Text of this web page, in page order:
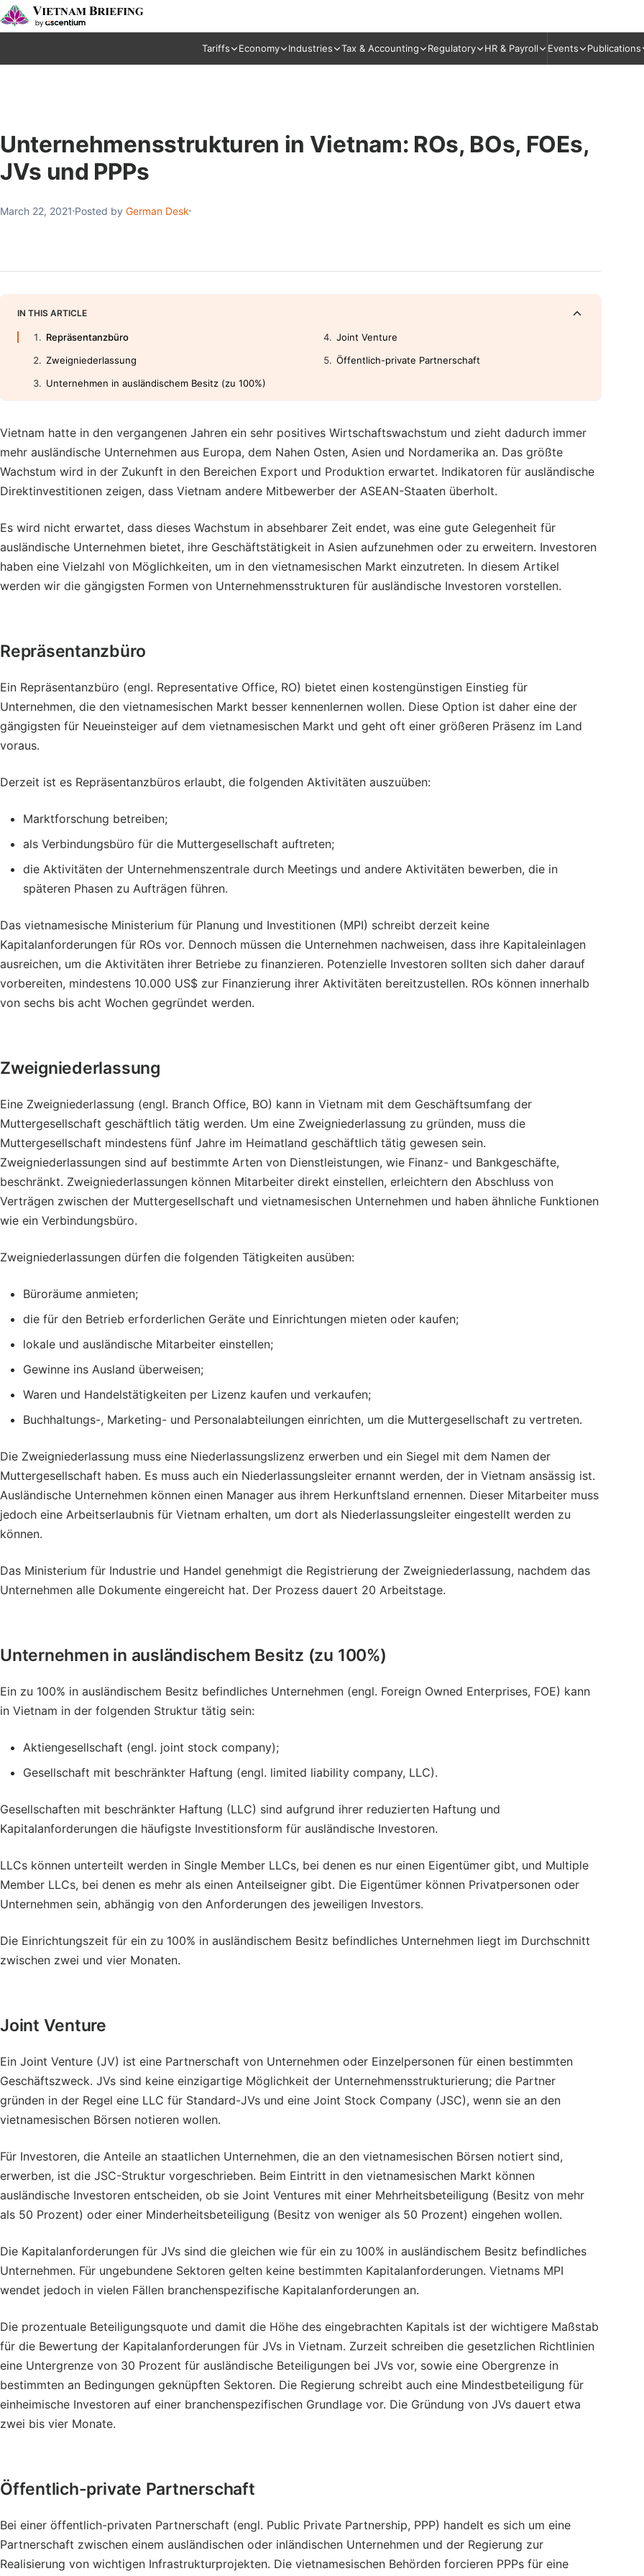
Tariffs Economy Industries Tax & Accounting Regulatory HR & Payroll Events Publications
Unternehmensstrukturen in Vietnam: ROs, BOs, FOEs,
JVs und PPPs
March 22, 2021 Posted by German Desk
IN THIS ARTICLE
Repräsentanzbüro
Zweigniederlassung
Unternehmen in ausländischem Besitz (zu 100%)
Joint Venture
Öffentlich-private Partnerschaft
Vietnam hatte in den vergangenen Jahren ein sehr positives Wirtschaftswachstum und zieht dadurch immer
mehr ausländische Unternehmen aus Europa, dem Nahen Osten, Asien und Nordamerika an. Das größte
Wachstum wird in der Zukunft in den Bereichen Export und Produktion erwartet. Indikatoren für ausländische
Direktinvestitionen zeigen, dass Vietnam andere Mitbewerber der ASEAN-Staaten überholt.
Es wird nicht erwartet, dass dieses Wachstum in absehbarer Zeit endet, was eine gute Gelegenheit für
ausländische Unternehmen bietet, ihre Geschäftstätigkeit in Asien aufzunehmen oder zu erweitern. Investoren
haben eine Vielzahl von Möglichkeiten, um in den vietnamesischen Markt einzutreten. In diesem Artikel
werden wir die gängigsten Formen von Unternehmensstrukturen für ausländische Investoren vorstellen.
Repräsentanzbüro
Ein Repräsentanzbüro (engl. Representative Office, RO) bietet einen kostengünstigen Einstieg für
Unternehmen, die den vietnamesischen Markt besser kennenlernen wollen. Diese Option ist daher eine der
gängigsten für Neueinsteiger auf dem vietnamesischen Markt und geht oft einer größeren Präsenz im Land
voraus.
Derzeit ist es Repräsentanzbüros erlaubt, die folgenden Aktivitäten auszuüben:
Marktforschung betreiben;
als Verbindungsbüro für die Muttergesellschaft auftreten;
die Aktivitäten der Unternehmenszentrale durch Meetings und andere Aktivitäten bewerben, die in
späteren Phasen zu Aufträgen führen.
Das vietnamesische Ministerium für Planung und Investitionen (MPI) schreibt derzeit keine
Kapitalanforderungen für ROs vor. Dennoch müssen die Unternehmen nachweisen, dass ihre Kapitaleinlagen
ausreichen, um die Aktivitäten ihrer Betriebe zu finanzieren. Potenzielle Investoren sollten sich daher darauf
vorbereiten, mindestens 10.000 US$ zur Finanzierung ihrer Aktivitäten bereitzustellen. ROs können innerhalb
von sechs bis acht Wochen gegründet werden.
Zweigniederlassung
Eine Zweigniederlassung (engl. Branch Office, BO) kann in Vietnam mit dem Geschäftsumfang der
Muttergesellschaft geschäftlich tätig werden. Um eine Zweigniederlassung zu gründen, muss die
Muttergesellschaft mindestens fünf Jahre im Heimatland geschäftlich tätig gewesen sein.
Zweigniederlassungen sind auf bestimmte Arten von Dienstleistungen, wie Finanz- und Bankgeschäfte,
beschränkt. Zweigniederlassungen können Mitarbeiter direkt einstellen, erleichtern den Abschluss von
Verträgen zwischen der Muttergesellschaft und vietnamesischen Unternehmen und haben ähnliche Funktionen
wie ein Verbindungsbüro.
Zweigniederlassungen dürfen die folgenden Tätigkeiten ausüben:
Büroräume anmieten;
die für den Betrieb erforderlichen Geräte und Einrichtungen mieten oder kaufen;
lokale und ausländische Mitarbeiter einstellen;
Gewinne ins Ausland überweisen;
Waren und Handelstätigkeiten per Lizenz kaufen und verkaufen;
Buchhaltungs-, Marketing- und Personalabteilungen einrichten, um die Muttergesellschaft zu vertreten.
Die Zweigniederlassung muss eine Niederlassungslizenz erwerben und ein Siegel mit dem Namen der
Muttergesellschaft haben. Es muss auch ein Niederlassungsleiter ernannt werden, der in Vietnam ansässig ist.
Ausländische Unternehmen können einen Manager aus ihrem Herkunftsland ernennen. Dieser Mitarbeiter muss
jedoch eine Arbeitserlaubnis für Vietnam erhalten, um dort als Niederlassungsleiter eingestellt werden zu
können.
Das Ministerium für Industrie und Handel genehmigt die Registrierung der Zweigniederlassung, nachdem das
Unternehmen alle Dokumente eingereicht hat. Der Prozess dauert 20 Arbeitstage.
Unternehmen in ausländischem Besitz (zu 100%)
Ein zu 100% in ausländischem Besitz befindliches Unternehmen (engl. Foreign Owned Enterprises, FOE) kann
in Vietnam in der folgenden Struktur tätig sein:
Aktiengesellschaft (engl. joint stock company);
Gesellschaft mit beschränkter Haftung (engl. limited liability company, LLC).
Gesellschaften mit beschränkter Haftung (LLC) sind aufgrund ihrer reduzierten Haftung und
Kapitalanforderungen die häufigste Investitionsform für ausländische Investoren.
LLCs können unterteilt werden in Single Member LLCs, bei denen es nur einen Eigentümer gibt, und Multiple
Member LLCs, bei denen es mehr als einen Anteilseigner gibt. Die Eigentümer können Privatpersonen oder
Unternehmen sein, abhängig von den Anforderungen des jeweiligen Investors.
Die Einrichtungszeit für ein zu 100% in ausländischem Besitz befindliches Unternehmen liegt im Durchschnitt
zwischen zwei und vier Monaten.
Joint Venture
Ein Joint Venture (JV) ist eine Partnerschaft von Unternehmen oder Einzelpersonen für einen bestimmten
Geschäftszweck. JVs sind keine einzigartige Möglichkeit der Unternehmensstrukturierung; die Partner
gründen in der Regel eine LLC für Standard-JVs und eine Joint Stock Company (JSC), wenn sie an den
vietnamesischen Börsen notieren wollen.
Für Investoren, die Anteile an staatlichen Unternehmen, die an den vietnamesischen Börsen notiert sind,
erwerben, ist die JSC-Struktur vorgeschrieben. Beim Eintritt in den vietnamesischen Markt können
ausländische Investoren entscheiden, ob sie Joint Ventures mit einer Mehrheitsbeteiligung (Besitz von mehr
als 50 Prozent) oder einer Minderheitsbeteiligung (Besitz von weniger als 50 Prozent) eingehen wollen.
Die Kapitalanforderungen für JVs sind die gleichen wie für ein zu 100% in ausländischem Besitz befindliches
Unternehmen. Für ungebundene Sektoren gelten keine bestimmten Kapitalanforderungen. Vietnams MPI
wendet jedoch in vielen Fällen branchenspezifische Kapitalanforderungen an.
Die prozentuale Beteiligungsquote und damit die Höhe des eingebrachten Kapitals ist der wichtigere Maßstab
für die Bewertung der Kapitalanforderungen für JVs in Vietnam. Zurzeit schreiben die gesetzlichen Richtlinien
eine Untergrenze von 30 Prozent für ausländische Beteiligungen bei JVs vor, sowie eine Obergrenze in
bestimmten an Bedingungen geknüpften Sektoren. Die Regierung schreibt auch eine Mindestbeteiligung für
einheimische Investoren auf einer branchenspezifischen Grundlage vor. Die Gründung von JVs dauert etwa
zwei bis vier Monate.
Öffentlich-private Partnerschaft
Bei einer öffentlich-privaten Partnerschaft (engl. Public Private Partnership, PPP) handelt es sich um eine
Partnerschaft zwischen einem ausländischen oder inländischen Unternehmen und der Regierung zur
Realisierung von wichtigen Infrastrukturprojekten. Die vietnamesischen Behörden forcieren PPPs für eine